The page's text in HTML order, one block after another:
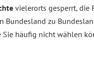
vielerorts gesperrt, die
Bundesland zu
Sie häufig nicht wählen